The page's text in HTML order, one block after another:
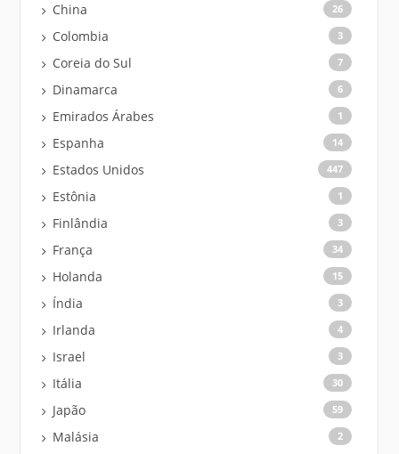
China 26
Colombia 3
Coreia do Sul 7
Dinamarca 6
Emirados Árabes 1
Espanha 14
Estados Unidos 447
Estônia 1
Finlândia 3
França 34
Holanda 15
Índia 3
Irlanda 4
Israel 3
Itália 30
Japão 59
Malásia 2